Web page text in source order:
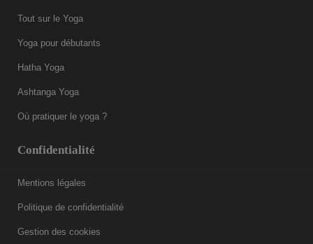
Tout sur le Yoga
Yoga pour débutants
Hatha Yoga
Ashtanga Yoga
Où pratiquer le yoga ?
Confidentialité
Mentions légales
Politique de confidentialité
Gestion des cookies